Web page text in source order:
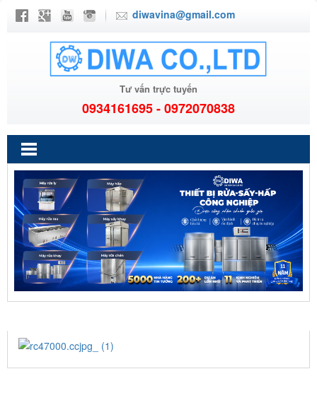
diwavina@gmail.com
Tư vấn trực tuyến
0934161695 - 0972070838